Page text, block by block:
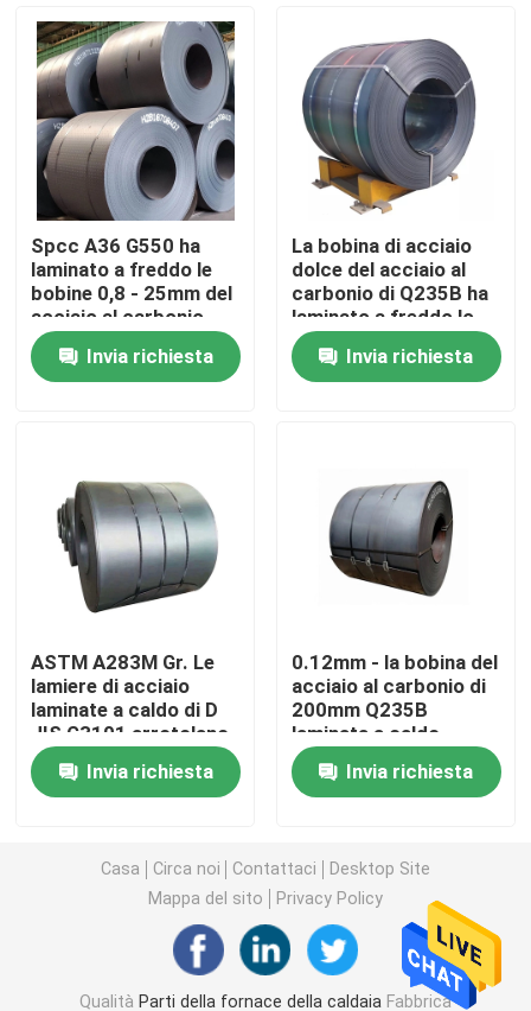
Giro della fabbrica
Controllo di qualità
Contattici
Richieda una citazione
Parti della fornace della caldaia
Tubo d'acciaio senza cuciture
Tubo senza cuciture della lega
Tubo ad alta pressione della caldaia
Tubo d'acciaio di precisione
Griglia a catena Antivari
Spcc A36 G550 ha
laminato a freddo le
bobine 0,8 - 25mm del
acciaio al carbonio
Invia richiesta
La bobina di acciaio
dolce del acciaio al
carbonio di Q235B ha
laminato a freddo lo
spessore di 4mm - di
0,12
Invia richiesta
ASTM A283M Gr. Le
lamiere di acciaio
laminate a caldo di D
JIS G3101 arrotolano
GB/T700 Q235A
Invia richiesta
0.12mm - la bobina del
acciaio al carbonio di
200mm Q235B
laminata a caldo
accetta l'abitudine
Invia richiesta
Casa Circa noi Contattaci
Desktop Site
Mappa del sito
Privacy Policy
Qualità Parti della fornace della caldaia Fabbrica